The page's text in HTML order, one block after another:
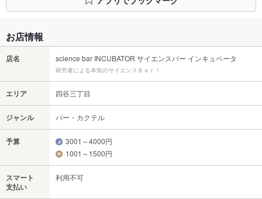
お店情報
店名 science bar INCUBATOR サイエンスバー インキュベータ
研究者による本気のサイエンスＢａｒ！
エリア 四谷三丁目
ジャンル バー・カクテル
予算
3001～4000円
1001～1500円
スマート
支払い
利用不可